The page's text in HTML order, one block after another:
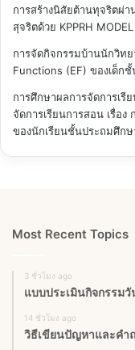
การสร้างนิสัยต้านทุจริตผ่
สุจริตด้วย KPPRH MODEL
การจัดกิจกรรมบ้านนักวิท
Functions (EF) ของเด็ก
การศึกษาผลการจัดการเรี
จัดการเรียนการสอน เรื่อง
ของนักเรียนชั้นประถมศึก
Most Recent Topics
3 ชั่วโมง ago
แบบประเมินกิจกรรม
14 ชั่วโมง ago
วิธีเขียนปัญหาและคำ